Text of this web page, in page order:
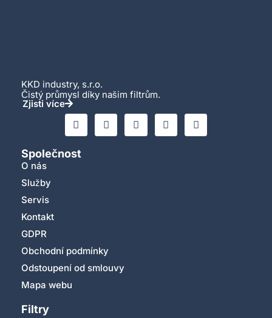
KKD industry, s.r.o.
Čistý průmysl díky našim filtrům.
Zjisti více
Společnost
O nás
Služby
Servis
Kontakt
GDPR
Obchodní podmínky
Odstoupení od smlouvy
Mapa webu
Filtry